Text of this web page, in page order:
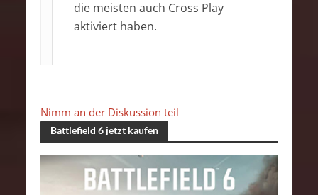
die meisten auch Cross Play
aktiviert haben.
Nimm an der Diskussion teil
Battlefield 6 jetzt kaufen